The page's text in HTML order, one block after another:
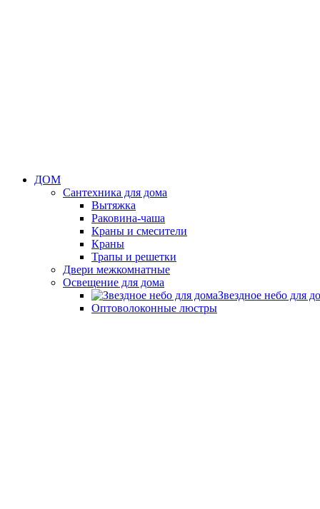
ДОМ
Сантехника для дома
Вытяжка
Раковина-чаша
Краны и смесители
Краны
Трапы и решетки
Двери межкомнатные
Освещение для дома
Звездное небо для
Оптоволоконные люстры